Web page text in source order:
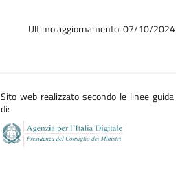
Ultimo aggiornamento: 07/10/2024
Sito web realizzato secondo le linee guida
di: